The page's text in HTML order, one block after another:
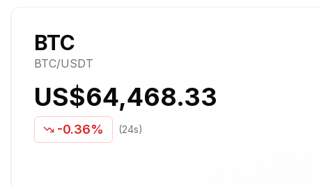
BTC
BTC/USDT
US$64,468.33
-0.36% (24s)